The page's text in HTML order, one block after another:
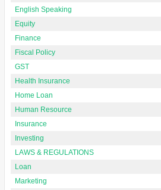
English Speaking
Equity
Finance
Fiscal Policy
GST
Health Insurance
Home Loan
Human Resource
Insurance
Investing
LAWS & REGULATIONS
Loan
Marketing